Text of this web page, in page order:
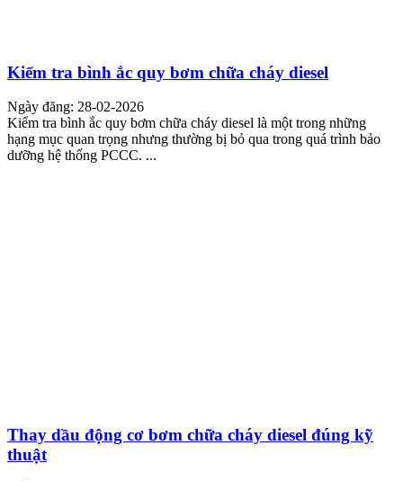
Kiểm tra bình ắc quy bơm chữa cháy diesel
Ngày đăng: 28-02-2026
Kiểm tra bình ắc quy bơm chữa cháy diesel là một trong những
hạng mục quan trọng nhưng thường bị bỏ qua trong quá trình bảo
dưỡng hệ thống PCCC. ...
Thay dầu động cơ bơm chữa cháy diesel đúng kỹ
thuật